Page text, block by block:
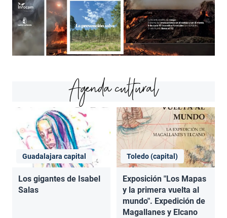
Agenda cultural
Guadalajara capital
Los gigantes de Isabel
Salas
Toledo (capital)
Exposición "Los Mapas
y la primera vuelta al
mundo". Expedición de
Magallanes y Elcano